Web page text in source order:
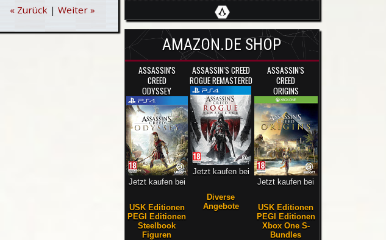
« Zurück |Weiter »
AMAZON.DE SHOP
ASSASSIN'S
CREED
ODYSSEY
Jetzt kaufen bei
USK Editionen
PEGI Editionen
Steelbook
Figuren
ASSASSIN'S CREED
ROGUE REMASTERED
Jetzt kaufen bei
Diverse
Angebote
ASSASSIN'S
CREED
ORIGINS
Jetzt kaufen bei
USK Editionen
PEGI Editionen
Xbox One S-
Bundles